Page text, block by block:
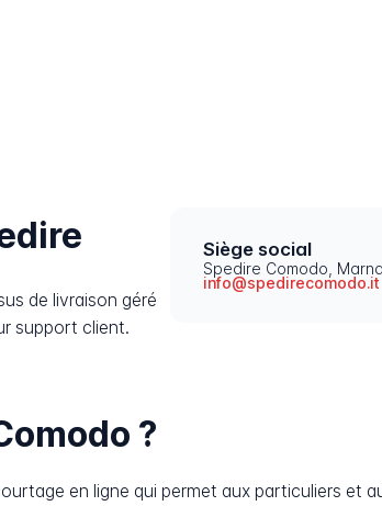
de livraison géré
support client.
Siège social
Spedire Comodo,
info@spedirecomodo.it
?
en ligne qui permet aux particuliers et